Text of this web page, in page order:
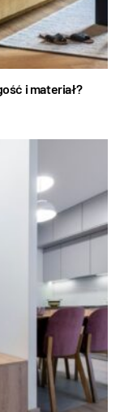
i materiał?